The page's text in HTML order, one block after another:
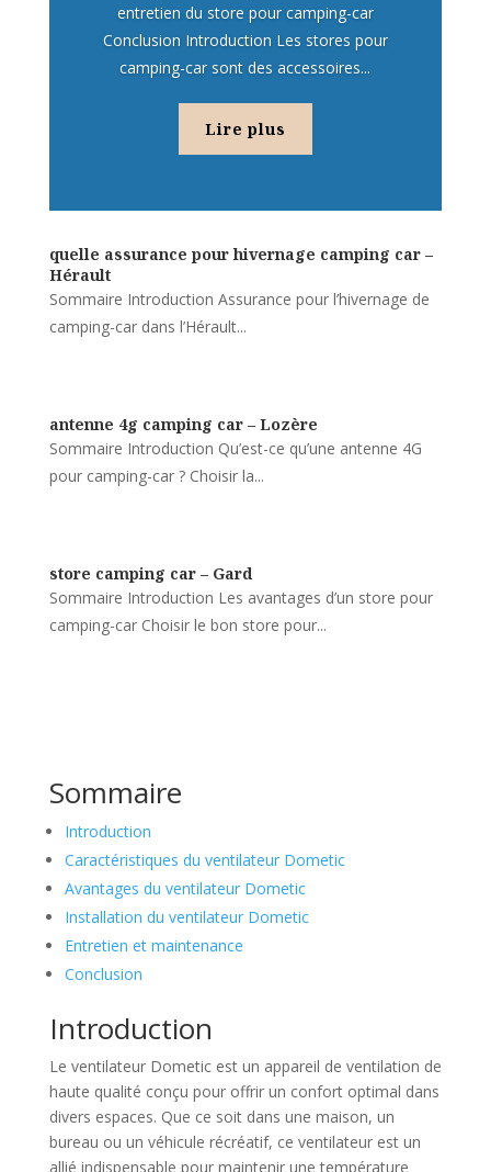
entretien du store pour camping-car
Conclusion Introduction Les stores pour
camping-car sont des accessoires...
Lire plus
quelle assurance pour hivernage camping car –
Hérault
Sommaire Introduction Assurance pour l’hivernage de
camping-car dans l’Hérault...
antenne 4g camping car – Lozère
Sommaire Introduction Qu’est-ce qu’une antenne 4G
pour camping-car ? Choisir la...
store camping car – Gard
Sommaire Introduction Les avantages d’un store pour
camping-car Choisir le bon store pour...
Sommaire
Introduction
Caractéristiques du ventilateur Dometic
Avantages du ventilateur Dometic
Installation du ventilateur Dometic
Entretien et maintenance
Conclusion
Introduction
Le ventilateur Dometic est un appareil de ventilation de
haute qualité conçu pour offrir un confort optimal dans
divers espaces. Que ce soit dans une maison, un
bureau ou un véhicule récréatif, ce ventilateur est un
allié indispensable pour maintenir une température